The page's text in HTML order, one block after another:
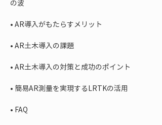
•
•
•
•
• FAQ